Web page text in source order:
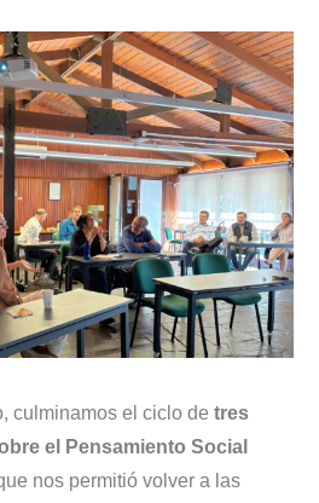
culminamos el ciclo detres
el Pensamiento Social
nos permitió volver a las